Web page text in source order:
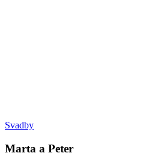
Svadby
Marta a Peter